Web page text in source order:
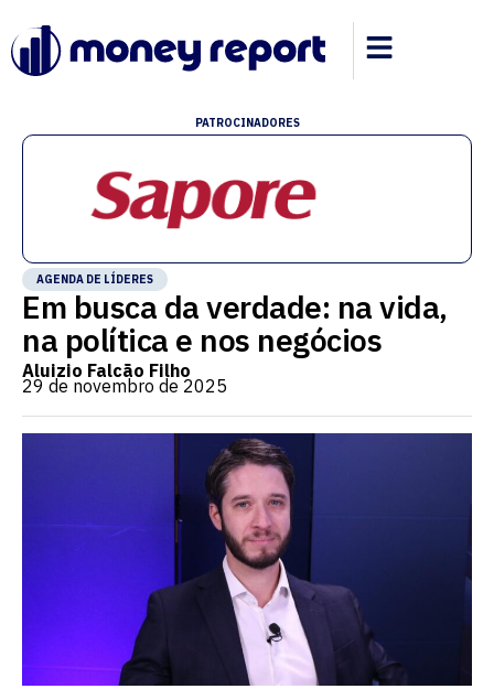
PATROCINADORES
AGENDA DE LÍDERES
Em busca da verdade: na vida,
na política e nos negócios
Aluizio Falcão Filho
29 de novembro de 2025